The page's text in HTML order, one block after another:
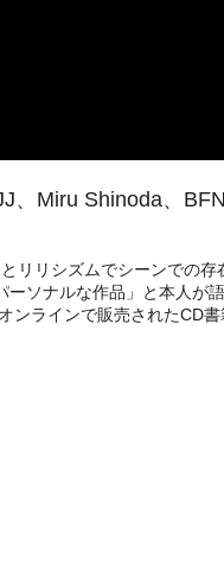
Miru Shinoda、
リリシズムでシーンでの
ソナルな作品」と本人が
ラインで販売されたCD